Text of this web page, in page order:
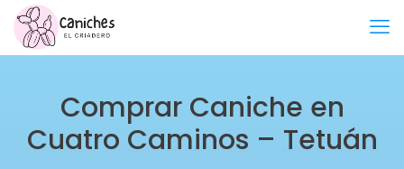
Comprar Caniche en
Cuatro Caminos – Tetuán